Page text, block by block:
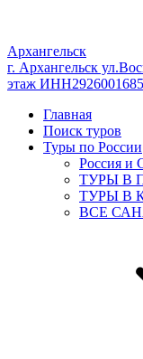
Архангельск
г. Архангельск
этаж
Главная
Поиск туров
Туры по России
Россия и
ТУРЫ В
ТУРЫ В
ВСЕ